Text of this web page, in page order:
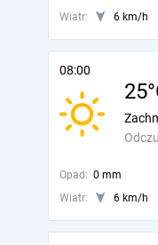
Wiatr: 6 km/h
08:00
Opad: 0 mm
Wiatr:
6 km/h